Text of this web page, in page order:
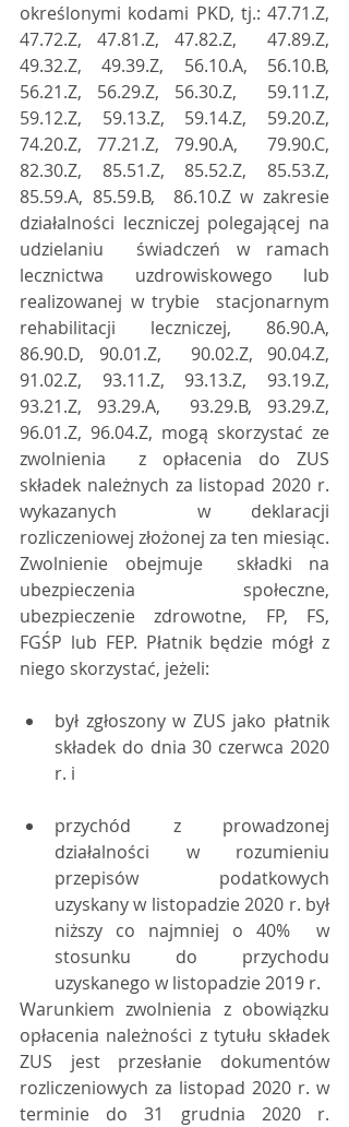
określonymi kodami PKD, tj.: 47.71.Z,
47.72.Z, 47.81.Z, 47.82.Z,  47.89.Z,
49.32.Z, 49.39.Z, 56.10.A, 56.10.B,
56.21.Z, 56.29.Z, 56.30.Z,  59.11.Z,
59.12.Z, 59.13.Z, 59.14.Z, 59.20.Z,
74.20.Z, 77.21.Z, 79.90.A,  79.90.C,
82.30.Z, 85.51.Z, 85.52.Z, 85.53.Z,
85.59.A, 85.59.B,  86.10.Z w zakresie
działalności leczniczej polegającej na
udzielaniu  świadczeń w ramach
lecznictwa uzdrowiskowego lub
realizowanej w trybie  stacjonarnym
rehabilitacji leczniczej, 86.90.A,
86.90.D, 90.01.Z,  90.02.Z, 90.04.Z,
91.02.Z, 93.11.Z, 93.13.Z, 93.19.Z,
93.21.Z, 93.29.A,  93.29.B, 93.29.Z,
96.01.Z, 96.04.Z, mogą skorzystać ze
zwolnienia  z opłacenia do ZUS
składek należnych za listopad 2020 r.
wykazanych  w deklaracji
rozliczeniowej złożonej za ten miesiąc.
Zwolnienie obejmuje  składki na
ubezpieczenia społeczne,
ubezpieczenie zdrowotne, FP, FS,
FGŚP lub FEP. Płatnik będzie mógł z
niego skorzystać, jeżeli:
był zgłoszony w ZUS jako płatnik
składek do dnia 30 czerwca 2020
r. i
przychód z prowadzonej
działalności w rozumieniu
przepisów  podatkowych
uzyskany w listopadzie 2020 r. był
niższy co najmniej o 40%  w
stosunku do przychodu
uzyskanego w listopadzie 2019 r.
Warunkiem zwolnienia z obowiązku
opłacenia należności z tytułu składek
ZUS jest przesłanie dokumentów
rozliczeniowych za listopad 2020 r. w
terminie do 31 grudnia 2020 r.